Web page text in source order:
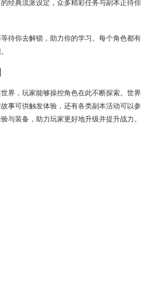
经典流派设定，众多精彩任务与副本正待你
待你去解锁，助力你的学习。每个角色都有
界，玩家能够操控角色在此不断探索。世界
事可供触发体验，还有各类副本活动可以参
与装备，助力玩家更好地升级并提升战力。